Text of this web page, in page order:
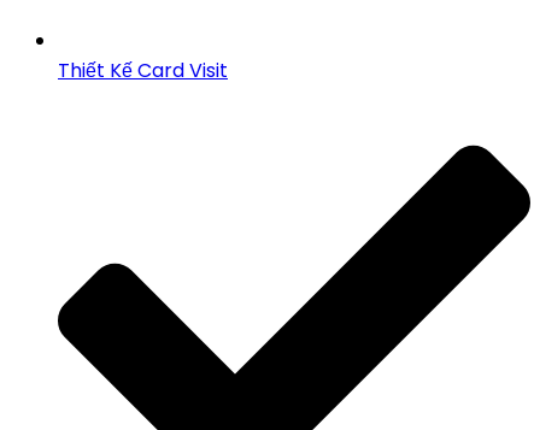
Thiết Kế Card Visit